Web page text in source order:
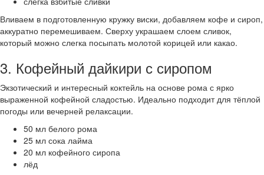
Вливаем в подготовленную кружку виски, добавляем кофе и сироп,
аккуратно перемешиваем. Сверху украшаем слоем сливок,
который можно слегка посыпать молотой корицей или какао.
3. Кофейный дайкири с сиропом
Экзотический и интересный коктейль на основе рома с ярко
выраженной кофейной сладостью. Идеально подходит для тёплой
погоды или вечерней релаксации.
50 мл белого рома
25 мл сока лайма
20 мл кофейного сиропа
лёд